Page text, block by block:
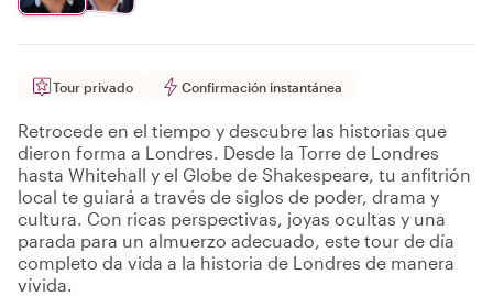
Tour privado Confirmación instantánea
Retrocede en el tiempo y descubre las historias que
dieron forma a Londres. Desde la Torre de Londres
hasta Whitehall y el Globe de Shakespeare, tu anfitrión
local te guiará a través de siglos de poder, drama y
cultura. Con ricas perspectivas, joyas ocultas y una
parada para un almuerzo adecuado, este tour de día
completo da vida a la historia de Londres de manera
vívida.